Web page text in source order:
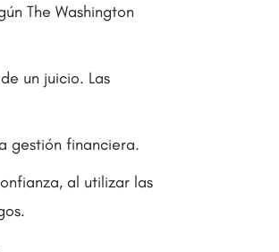
The Washington
un juicio. Las
gestión financiera.
al utilizar las